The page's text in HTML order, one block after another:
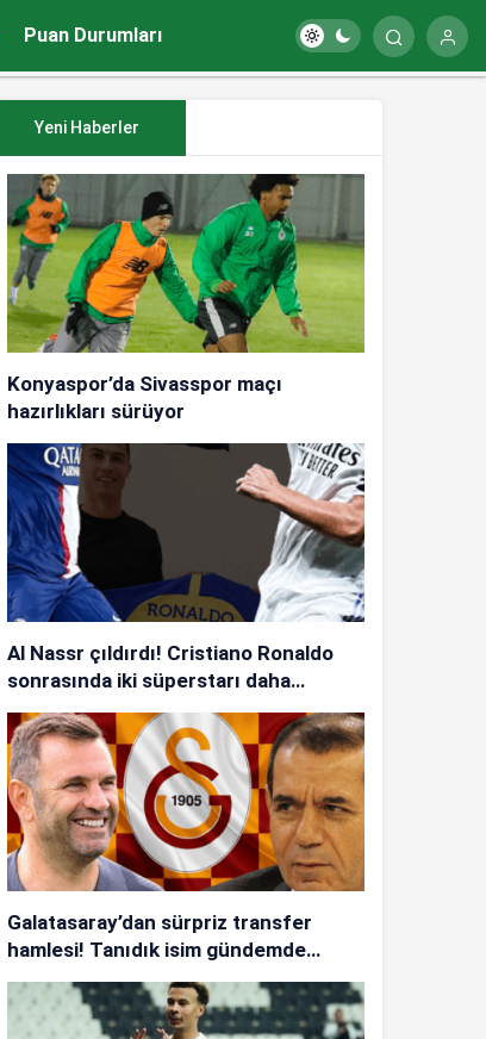
Puan Durumları
Yeni Haberler
Konyaspor’da Sivasspor maçı
hazırlıkları sürüyor
Al Nassr çıldırdı! Cristiano Ronaldo
sonrasında iki süperstarı daha
istiyorlar…
Galatasaray’dan sürpriz transfer
hamlesi! Tanıdık isim gündemde…